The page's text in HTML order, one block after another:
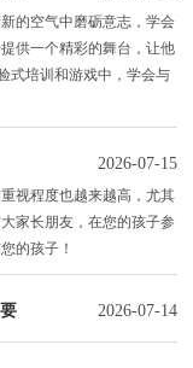
的空气中磨砺意志，学会
供一个精彩的舞台，让他
式培训和游戏中，学会与
2026-07-15
视程度也越来越高，尤其
家长朋友，在您的孩子参
的孩子！
2026-07-14